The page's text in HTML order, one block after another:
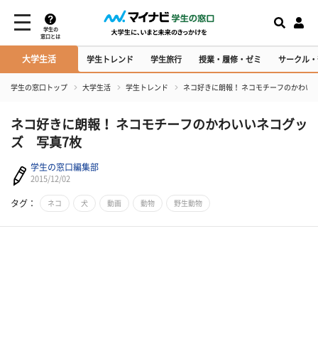
学生の
窓口とは
大学生活 学生トレンド 学生旅行 授業・履修・ゼミ サークル
学生の窓口トップ 大学生活 学生トレンド ネコ好きに朗報！ ネコモチーフのかわ
ネコ好きに朗報！ ネコモチーフのかわいいネコグッ
ズ 写真7枚
学生の窓口編集部
2015/12/02
タグ： ネコ 犬 動画 動物 野生動物